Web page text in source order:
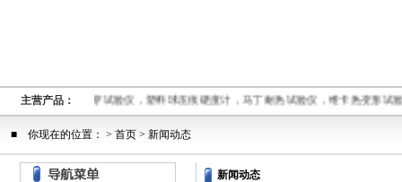
主营产品：
熔融指数仪,电压击穿试验仪，塑料球压痕硬度计，马丁耐热试验仪，维卡热变形试
■ 你现在的位置： > 首页 > 新闻动态
新闻动态